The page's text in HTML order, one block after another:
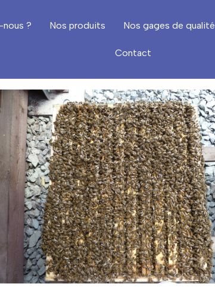
? Nos produits Nos gages de qualité
Contact